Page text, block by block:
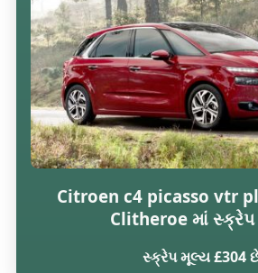
Citroen c4 picasso vtr
Clitheroe માં
સ્ક્રેપ મૂલ્ય £304